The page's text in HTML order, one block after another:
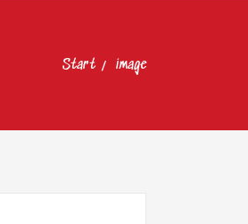
Start image